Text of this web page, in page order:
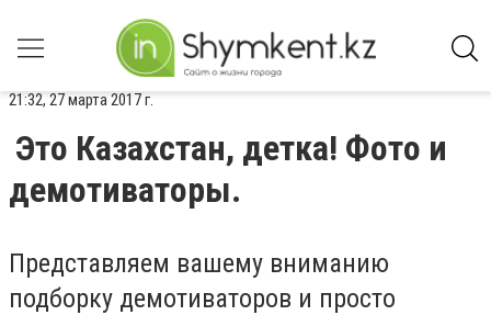
21:32, 27 марта 2017 г.
Это Казахстан, детка! Фото и
демотиваторы.
Представляем вашему вниманию
подборку демотиваторов и просто